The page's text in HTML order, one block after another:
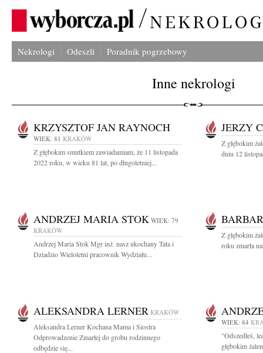
Nekrologi Odeszli Poradnik pogrzebowy
Inne nekrologi
KRZYSZTOF JAN RAYNOCH
WIEK: 81 KRAKÓW
Z głębokim smutkiem zawiadamiam, że 11 listopada
2022 roku, w wieku 81 lat, po długoletniej...
JERZY
Z głębokim
dniu 12
ANDRZEJ MARIA STOK WIEK: 79
KRAKÓW
Andrzej Maria Stok Mgr inż. nasz ukochany Tata i
Dziadzio Wieloletni pracownik Wydziału...
Z głębokim
roku zmarła
ALEKSANDRA LERNER KRAKÓW
Aleksandra Lerner Kochana Mama i Siostra
Odprowadzenie Zmarłej do grobu rodzinnego
odbędzie się...
WIEK: 84
"Odszedłeś,
głębokim